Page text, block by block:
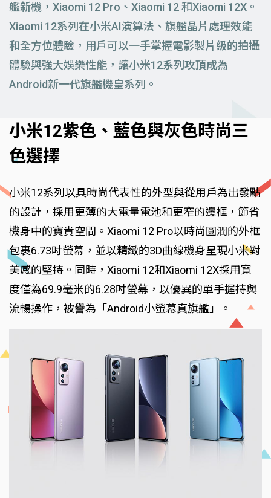
艦新機，Xiaomi 12 Pro、Xiaomi 12 和Xiaomi 12X。
Xiaomi 12系列在小米AI演算法、旗艦晶片處理效能
和全方位體驗，用戶可以一手掌握電影製片級的拍攝
體驗與強大娛樂性能，讓小米12系列攻頂成為
Android新一代旗艦機皇系列。
小米12紫色、藍色與灰色時尚三
色選擇
小米12系列以具時尚代表性的外型與從用戶為出發點
的設計，採用更薄的大電量電池和更窄的邊框，節省
機身中的寶貴空間。Xiaomi 12 Pro以時尚圓潤的外框
包裹6.73吋螢幕，並以精緻的3D曲線機身呈現小米對
美感的堅持。同時，Xiaomi 12和Xiaomi 12X採用寬
度僅為69.9毫米的6.28吋螢幕，以優異的單手握持與
流暢操作，被譽為「Android小螢幕真旗艦」。